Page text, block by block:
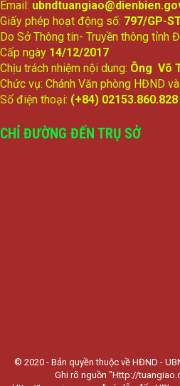
Email:
Giấy phép hoạt động số: 797/GP-
Do Sở Thông tin- Truyền thông tỉnh
Cấp ngày 14/12/2017
Chịu trách nhiệm nội dung: Ông Võ
Chức vụ: Chánh Văn phòng HĐND
Số điện thoại: (+84) 02153.860.828
CHỈ ĐƯỜNG ĐẾN TRỤ SỞ
© 2020 - Bản quyền thuộc về HĐND -
Ghi rõ nguồn "Http://